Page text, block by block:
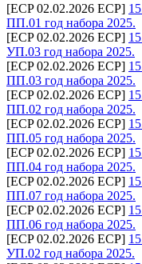
[ECP 02.02.2026 ECP]
ПП.01 год набора 2025.
[ECP 02.02.2026 ECP]
УП.03 год набора 2025.
[ECP 02.02.2026 ECP]
ПП.03 год набора 2025.
[ECP 02.02.2026 ECP]
ПП.02 год набора 2025.
[ECP 02.02.2026 ECP]
ПП.05 год набора 2025.
[ECP 02.02.2026 ECP]
ПП.04 год набора 2025.
[ECP 02.02.2026 ECP]
ПП.07 год набора 2025.
[ECP 02.02.2026 ECP]
ПП.06 год набора 2025.
[ECP 02.02.2026 ECP]
УП.02 год набора 2025.